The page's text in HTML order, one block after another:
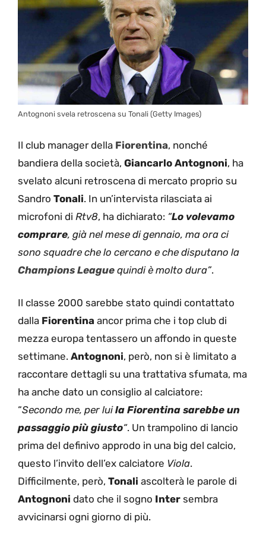
Antognoni svela retroscena su Tonali (Getty Images)
Il club manager della Fiorentina, nonché
bandiera della società, Giancarlo Antognoni, ha
svelato alcuni retroscena di mercato proprio su
Sandro Tonali. In un’intervista rilasciata ai
microfoni di Rtv8, ha dichiarato: “Lo volevamo
comprare, già nel mese di gennaio, ma ora ci
sono squadre che lo cercano e che disputano la
Champions League quindi è molto dura”.
Il classe 2000 sarebbe stato quindi contattato
dalla Fiorentina ancor prima che i top club di
mezza europa tentassero un affondo in queste
settimane. Antognoni, però, non si è limitato a
raccontare dettagli su una trattativa sfumata, ma
ha anche dato un consiglio al calciatore:
“Secondo me, per luila Fiorentina sarebbe un
passaggio più giusto“. Un trampolino di lancio
prima del definivo approdo in una big del calcio,
questo l’invito dell’ex calciatore Viola.
Difficilmente, però, Tonali ascolterà le parole di
Antognoni dato che il sogno Inter sembra
avvicinarsi ogni giorno di più.